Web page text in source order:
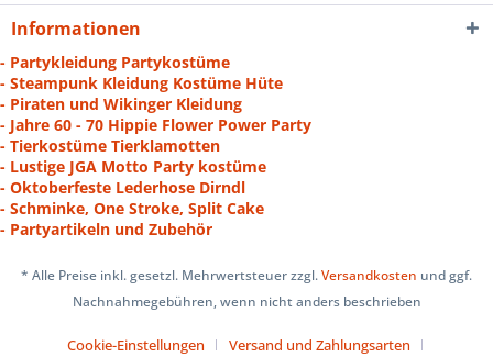
Informationen
- Partykleidung Partykostüme
- Steampunk Kleidung Kostüme Hüte
- Piraten und Wikinger Kleidung
- Jahre 60 - 70 Hippie Flower Power Party
- Tierkostüme Tierklamotten
- Lustige JGA Motto Party kostüme
- Oktoberfeste Lederhose Dirndl
- Schminke, One Stroke, Split Cake
- Partyartikeln und Zubehör
* Alle Preise inkl. gesetzl. Mehrwertsteuer zzgl.Versandkosten und ggf.
Nachnahmegebühren, wenn nicht anders beschrieben
Cookie-Einstellungen
Versand und Zahlungsarten